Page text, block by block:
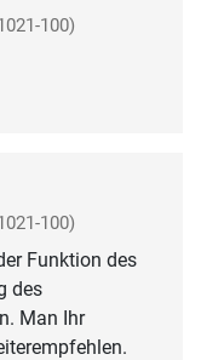
100)
100)
Funktion des
des
Man Ihr